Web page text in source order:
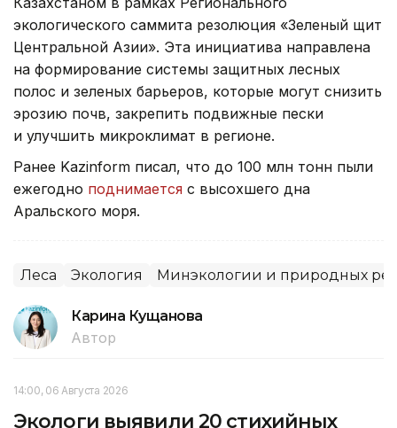
экологического саммита резолюция «Зеленый щит
Центральной Азии». Эта инициатива направлена
на формирование системы защитных лесных
полос и зеленых барьеров, которые могут снизить
эрозию почв, закрепить подвижные пески
и улучшить микроклимат в регионе.
Ранее Kazinform писал, что до 100 млн тонн пыли
ежегодно поднимается с высохшего дна
Аральского моря.
Леса Экология Минэкологии и природных
Карина Кущанова
Автор
14:00, 06 Августа 2026
Экологи выявили 20 стихийных